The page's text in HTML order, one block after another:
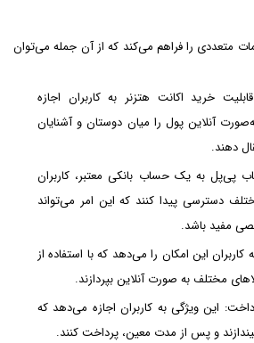
متعددی را فراهم می‌کند که از آن جمله می‌توان
خرید اکانت هتزنر به کاربران اجازه
آنلاین پول را میان دوستان و آشنایان
دهند.
پی‌پل به یک حساب بانکی معتبر، کاربران
دسترسی پیدا کنند که این امر می‌تواند
مفید باشد.
این امکان را می‌دهد که با استفاده از
مختلف به صورت آنلاین بپردازند.
این ویژگی به کاربران اجازه می‌دهد که
و پس از مدت معین، پرداخت کنند.